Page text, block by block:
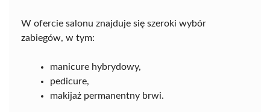
W ofercie salonu znajduje się szeroki wybór
zabiegów, w tym:
manicure hybrydowy,
pedicure,
makijaż permanentny brwi.